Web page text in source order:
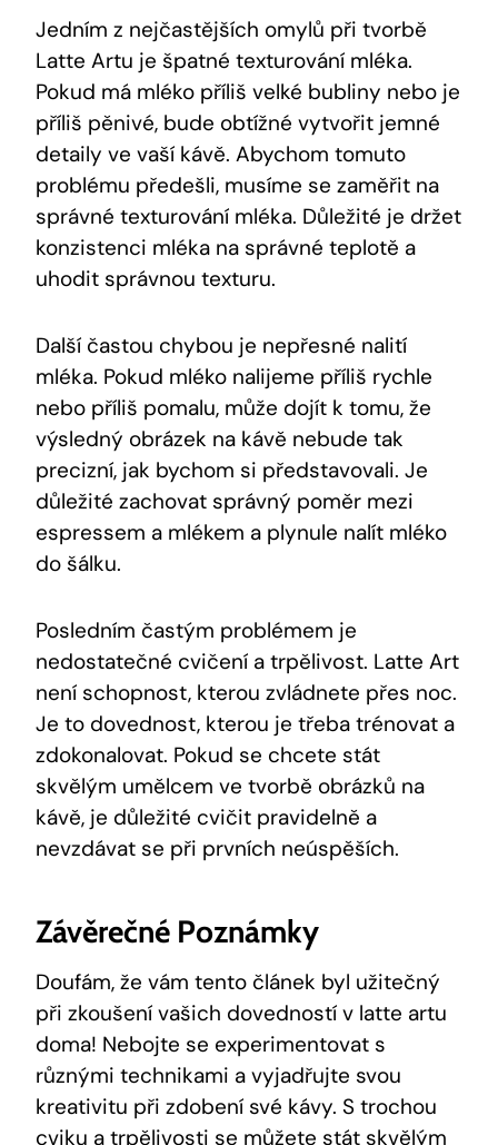
Jedním z nejčastějších omylů při tvorbě
Latte Artu je špatné texturování mléka.
Pokud má mléko příliš velké bubliny nebo je
příliš pěnivé, bude obtížné vytvořit jemné
detaily ve vaší kávě. Abychom tomuto
problému předešli, musíme se zaměřit na
správné texturování mléka. Důležité je držet
konzistenci mléka na správné teplotě a
uhodit správnou texturu.
Další častou chybou je nepřesné nalití
mléka. Pokud mléko nalijeme příliš rychle
nebo příliš pomalu, může dojít k tomu, že
výsledný obrázek na kávě nebude tak
precizní, jak bychom si představovali. Je
důležité zachovat správný poměr mezi
espressem a mlékem a plynule nalít mléko
do šálku.
Posledním častým problémem je
nedostatečné cvičení a trpělivost. Latte Art
není schopnost, kterou zvládnete přes noc.
Je to dovednost, kterou je třeba trénovat a
zdokonalovat. Pokud se chcete stát
skvělým umělcem ve tvorbě obrázků na
kávě, je důležité cvičit pravidelně a
nevzdávat se při prvních neúspěších.
Závěrečné Poznámky
Doufám, že vám tento článek byl užitečný
při zkoušení vašich dovedností v latte artu
doma! Nebojte se experimentovat s
různými technikami a vyjadřujte svou
kreativitu při zdobení své kávy. S trochou
cviku a trpělivosti se můžete stát skvělým